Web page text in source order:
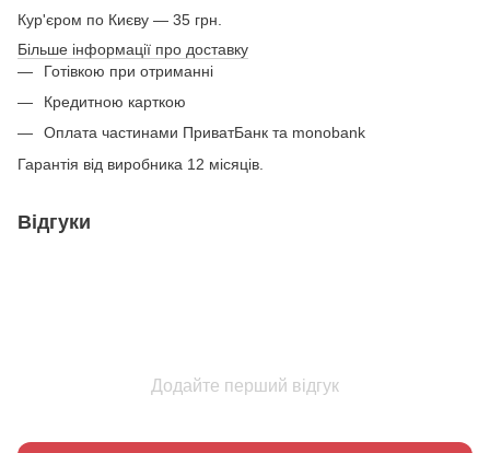
Кур'єром по Києву — 35 грн.
Більше інформації про доставку
Готівкою при отриманні
Кредитною карткою
Оплата частинами ПриватБанк та monobank
Гарантія від виробника 12 місяців.
Відгуки
Додайте перший відгук